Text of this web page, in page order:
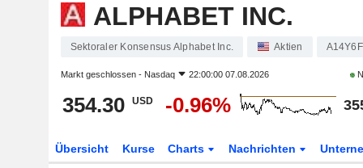
ALPHABET INC.
Sektoraler Konsensus Alphabet Inc. Aktien A14Y6F
Markt geschlossen - Nasdaq 22:00:00 07.08.2026
354.30 USD -0.96%
Übersicht Kurse Charts Nachrichten